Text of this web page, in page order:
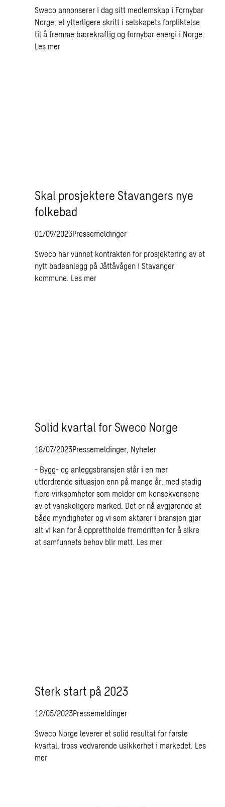
Sweco annonserer i dag sitt medlemskap i Fornybar
Norge, et ytterligere skritt i selskapets forpliktelse
til å fremme bærekraftig og fornybar energi i Norge.
Les mer
Skal prosjektere Stavangers nye
folkebad
01/09/2023Pressemeldinger
Sweco har vunnet kontrakten for prosjektering av et
nytt badeanlegg på Jåttåvågen i Stavanger
kommune. Les mer
Solid kvartal for Sweco Norge
18/07/2023Pressemeldinger, Nyheter
- Bygg- og anleggsbransjen står i en mer
utfordrende situasjon enn på mange år, med stadig
flere virksomheter som melder om konsekvensene
av et vanskeligere marked. Det er nå avgjørende at
både myndigheter og vi som aktører i bransjen gjør
alt vi kan for å opprettholde fremdriften for å sikre
at samfunnets behov blir møtt. Les mer
Sterk start på 2023
12/05/2023Pressemeldinger
Sweco Norge leverer et solid resultat for første
kvartal, tross vedvarende usikkerhet i markedet. Les
mer